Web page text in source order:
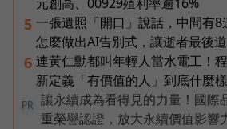
元創高、00929殖利率逾16%
5 一張遺照「開口」說話，中間有
怎麼做出AI告別式，讓逝者最後
6 連黃仁勳都叫年輕人當水電工！
新定義「有價值的人」到底什麼
PR
讓永續成為看得見的力量！國際
重榮譽認證，放大永續價值影響